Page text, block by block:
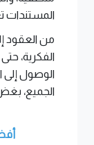
المستندات
من العقود
الفكرية،
الوصول إلى
الجميع،